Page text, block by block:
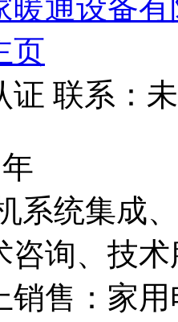
暖通设备
页
证 联系：
系统集成
咨询、技
销售：家